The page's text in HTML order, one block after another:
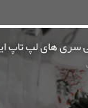
سری های لپ تاپ